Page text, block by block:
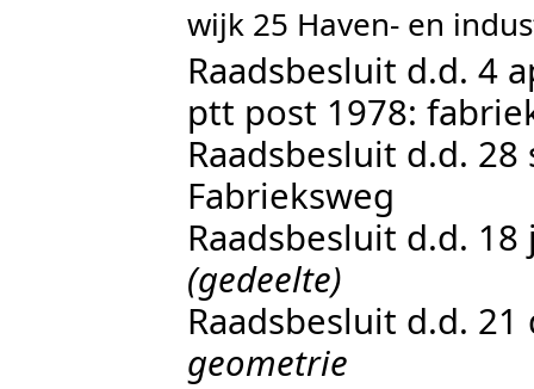
wijk 25 Haven- en
Raadsbesluit d.d. 4
ptt post 1978:
Raadsbesluit d.d.
Fabrieksweg
Raadsbesluit d.d.
(gedeelte)
Raadsbesluit d.d.
geometrie